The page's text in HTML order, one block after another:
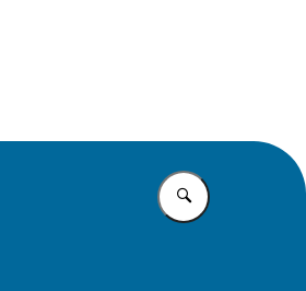
Vul in wat u